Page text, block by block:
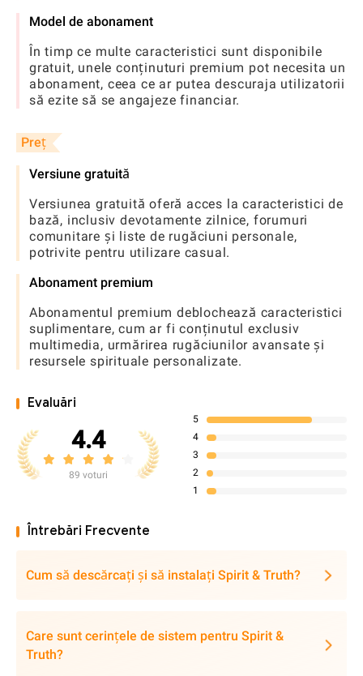
Model de abonament
În timp ce multe caracteristici sunt disponibile
gratuit, unele conținuturi premium pot necesita un
abonament, ceea ce ar putea descuraja utilizatorii
să ezite să se angajeze financiar.
Preț
Versiune gratuită
Versiunea gratuită oferă acces la caracteristici de
bază, inclusiv devotamente zilnice, forumuri
comunitare și liste de rugăciuni personale,
potrivite pentru utilizare casual.
Abonament premium
Abonamentul premium deblochează caracteristici
suplimentare, cum ar fi conținutul exclusiv
multimedia, urmărirea rugăciunilor avansate și
resursele spirituale personalizate.
Evaluări
4.4
89 voturi
5
4
3
2
1
Întrebări Frecvente
Cum să descărcați și să instalați Spirit & Truth?
Care sunt cerințele de sistem pentru Spirit &
Truth?